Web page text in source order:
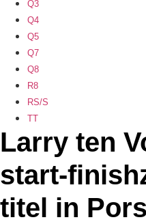
Q3
Q4
Q5
Q7
Q8
R8
RS/S
TT
Larry ten
start-
titel in